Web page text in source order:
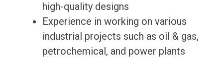
high-quality designs
Experience in working on various
industrial projects such as oil & gas,
petrochemical, and power plants